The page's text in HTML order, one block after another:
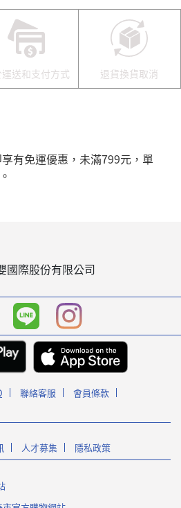
送和支付方式 退貨換貨取消
有免運優惠，未滿799元，單
國際股份有限公司
聯絡客服
會員條款
人才募集 隱私政策